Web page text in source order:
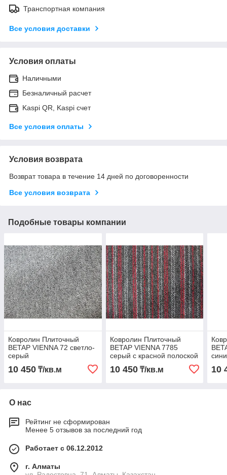
Транспортная компания
Все условия доставки
Условия оплаты
Наличными
Безналичный расчет
Kaspi QR, Kaspi счет
Все условия оплаты
Условия возврата
Возврат товара в течение 14 дней по договоренности
Все условия возврата
Подобные товары компании
Ковролин Плиточный
BETAP VIENNA 72 светло-
серый
10 450 ₸/кв.м
Ковролин Плиточный
BETAP VIENNA 7785
серый с красной полоской
10 450₸/кв.м 10
О нас
Рейтинг не сформирован
Менее 5 отзывов за последний год
Работает с 06.12.2012
г. Алматы